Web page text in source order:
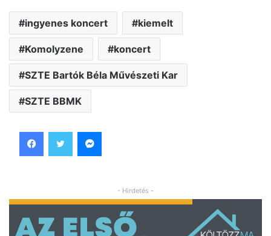
ingyenes koncert kiemelt
Komolyzene koncert
SZTE Bartók Béla Művészeti Kar
SZTE BBMK
- Hirdetés -